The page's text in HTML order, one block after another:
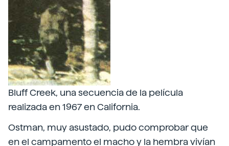
Bluff Creek, una secuencia de la película
realizada en 1967 en California.
Ostman, muy asustado, pudo comprobar que
en el campamento el macho y la hembra vivían